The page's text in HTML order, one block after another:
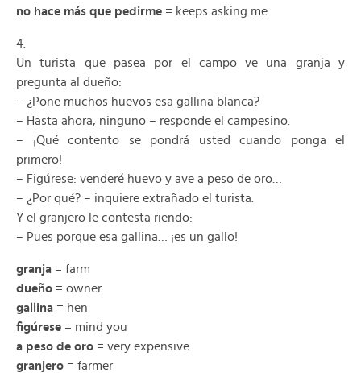
no hace más que pedirme = keeps asking me
4.
Un turista que pasea por el campo ve una granja y
pregunta al dueño:
– ¿Pone muchos huevos esa gallina blanca?
– Hasta ahora, ninguno – responde el campesino.
– ¡Qué contento se pondrá usted cuando ponga el
primero!
– Figúrese: venderé huevo y ave a peso de oro…
– ¿Por qué? – inquiere extrañado el turista.
Y el granjero le contesta riendo:
– Pues porque esa gallina… ¡es un gallo!
granja = farm
dueño = owner
gallina = hen
figúrese = mind you
a peso de oro = very expensive
granjero = farmer